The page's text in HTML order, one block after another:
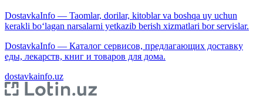
DostavkaInfo — Taomlar, dorilar, kitoblar va boshqa uy uchun
kerakli bo‘lagan narsalarni yetkazib berish xizmatlari bor servislar.
DostavkaInfo — Каталог сервисов, предлагающих доставку
еды, лекарств, книг и товаров для дома.
dostavkainfo.uz